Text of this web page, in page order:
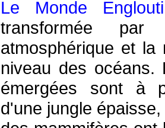
Le Monde Englouti
transformée par
atmosphérique et la
niveau des océans.
émergées sont à
d'une jungle